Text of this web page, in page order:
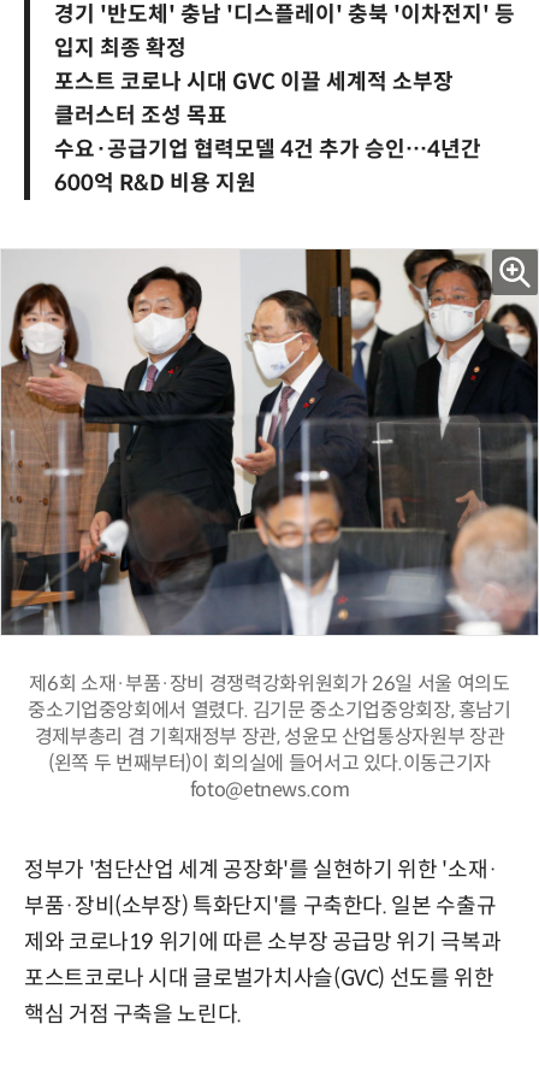
경기 '반도체' 충남 '디스플레이' 충북 '이차전지' 등
입지 최종 확정
포스트 코로나 시대 GVC 이끌 세계적 소부장
클러스터 조성 목표
수요·공급기업 협력모델 4건 추가 승인…4년간
600억 R&D 비용 지원
제6회 소재·부품·장비 경쟁력강화위원회가 26일 서울 여의도
중소기업중앙회에서 열렸다. 김기문 중소기업중앙회장, 홍남기
경제부총리 겸 기획재정부 장관, 성윤모 산업통상자원부 장관
(왼쪽 두 번째부터)이 회의실에 들어서고 있다.이동근기자
foto@etnews.com
정부가 '첨단산업 세계 공장화'를 실현하기 위한 '소재·
부품·장비(소부장) 특화단지'를 구축한다. 일본 수출규
제와 코로나19 위기에 따른 소부장 공급망 위기 극복과
포스트코로나 시대 글로벌가치사슬(GVC) 선도를 위한
핵심 거점 구축을 노린다.